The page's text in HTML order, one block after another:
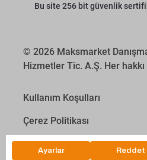
Bu site 256 bit güvenlik
© 2026 Maksmarket
Hizmetler Tic. A.Ş. Her hakkı
Kullanım Koşulları
Çerez Politikası
Kişisel Verilerin Korunması